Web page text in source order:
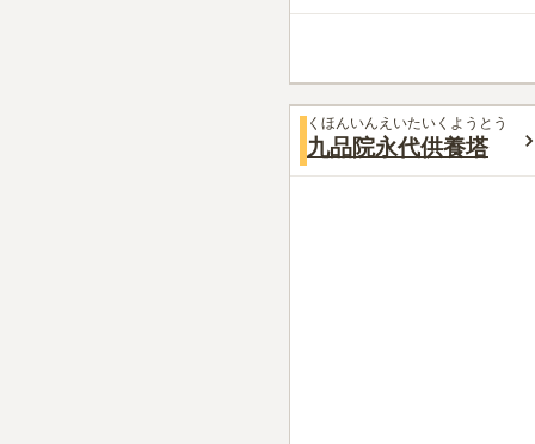
くほんいんえいたいくようとう
九品院永代供養塔